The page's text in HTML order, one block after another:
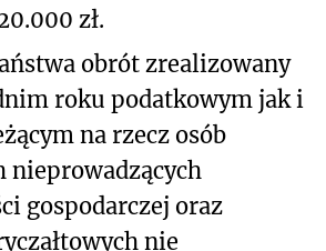
zł.
obrót zrealizowany
roku podatkowym jak i
na rzecz osób
nieprowadzących
gospodarczej oraz
nie